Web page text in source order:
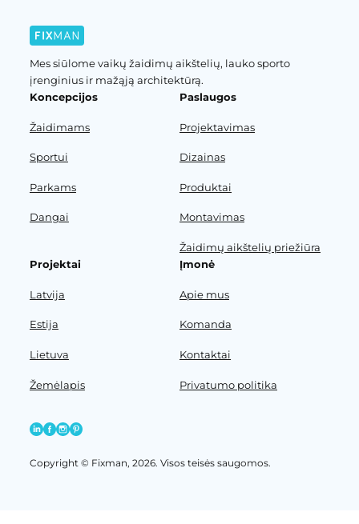
Mes siūlome vaikų žaidimų aikštelių, lauko sporto
įrenginius ir mažąją architektūrą.
Koncepcijos
Žaidimams
Sportui
Parkams
Dangai
Paslaugos
Projektavimas
Dizainas
Produktai
Montavimas
Žaidimų aikštelių priežiūra
Projektai
Latvija
Estija
Lietuva
Žemėlapis
Įmonė
Apie mus
Komanda
Kontaktai
Privatumo politika
Copyright © Fixman, 2026. Visos teisės saugomos.